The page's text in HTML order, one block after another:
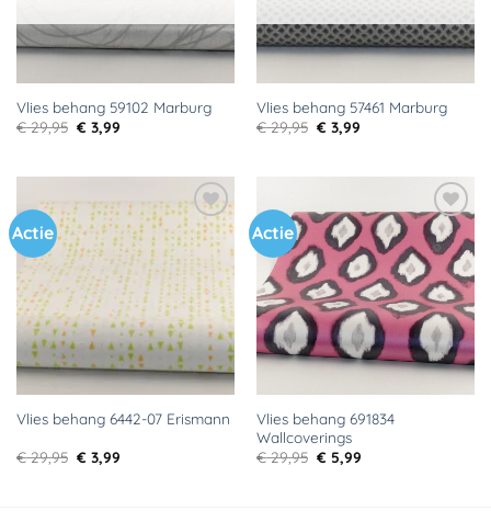
Vlies behang 59102 Marburg
€29,95 Oorspronkelijke
prijs
€ 3,99Huidige
Vlies behang 57461 Marburg
€29,95 Oorspronkelijke
prijs
€ 3,99Huidige
Actie
Toevoegen
aan
verlanglijst
Vlies behang 6442-07 Erismann
€29,95 Oorspronkelijke
prijs
€ 3,99Huidige
Actie
Toevoegen
aan
verlanglijst
Vlies behang 691834
Wallcoverings
€29,95 Oorspronkelijke
prijs
€ 5,99Huidige